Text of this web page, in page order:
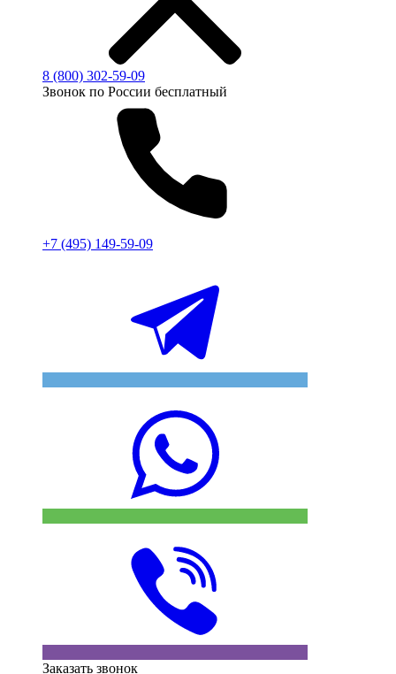
8 (800) 302-59-09
Звонок по России бесплатный
+7 (495) 149-59-09
Заказать звонок